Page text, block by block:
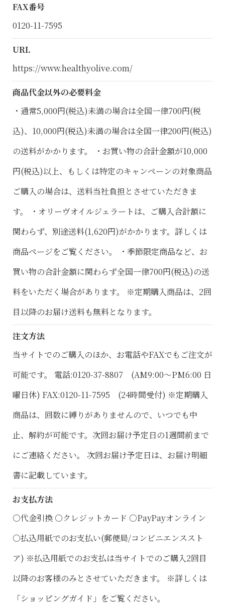
FAX番号
0120-11-7595
URL
https://www.healthyolive.com/
商品代金以外の必要料金
・通常5,000円(税込)未満の場合は全国一律700円(税
込)、10,000円(税込)未満の場合は全国一律200円(税込)
の送料がかかります。 ・お買い物の合計金額が10,000
円(税込)以上、もしくは特定のキャンペーンの対象商品
ご購入の場合は、送料当社負担とさせていただきま
す。 ・オリーヴオイルジェラートは、ご購入合計額に
関わらず、別途送料(1,620円)がかかります。詳しくは
商品ページをご覧ください。 ・季節限定商品など、お
買い物の合計金額に関わらず全国一律700円(税込)の送
料をいただく場合があります。 ※定期購入商品は、2回
目以降のお届け送料も無料となります。
注文方法
当サイトでのご購入のほか、お電話やFAXでもご注文が
可能です。 電話:0120-37-8807 (AM9:00〜PM6:00 日
曜日休) FAX:0120-11-7595 (24時間受付) ※定期購入
商品は、回数に縛りがありませんので、いつでも中
止、解約が可能です。次回お届け予定日の1週間前まで
にご連絡ください。 次回お届け予定日は、お届け明細
書に記載しています。
お支払方法
○代金引換 ○クレジットカード ○PayPayオンライン
○払込用紙でのお支払い(郵便局/コンビニエンススト
ア) ※払込用紙でのお支払は当サイトでのご購入2回目
以降のお客様のみとさせていただきます。 ※詳しくは
「ショッピングガイド」をご覧ください。